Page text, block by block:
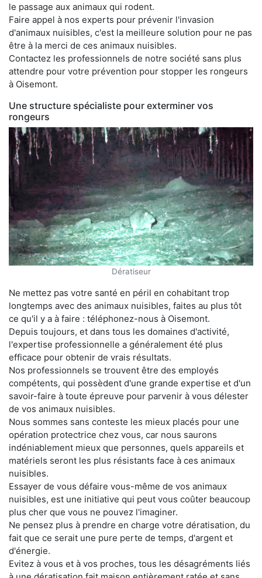
le passage aux animaux qui rodent.
Faire appel à nos experts pour prévenir l'invasion
d'animaux nuisibles, c'est la meilleure solution pour ne pas
être à la merci de ces animaux nuisibles.
Contactez les professionnels de notre société sans plus
attendre pour votre prévention pour stopper les rongeurs
à Oisemont.
Une structure spécialiste pour exterminer vos
rongeurs
Dératiseur
Ne mettez pas votre santé en péril en cohabitant trop
longtemps avec des animaux nuisibles, faites au plus tôt
ce qu'il y a à faire : téléphonez-nous à Oisemont.
Depuis toujours, et dans tous les domaines d'activité,
l'expertise professionnelle a généralement été plus
efficace pour obtenir de vrais résultats.
Nos professionnels se trouvent être des employés
compétents, qui possèdent d'une grande expertise et d'un
savoir-faire à toute épreuve pour parvenir à vous délester
de vos animaux nuisibles.
Nous sommes sans conteste les mieux placés pour une
opération protectrice chez vous, car nous saurons
indéniablement mieux que personnes, quels appareils et
matériels seront les plus résistants face à ces animaux
nuisibles.
Essayer de vous défaire vous-même de vos animaux
nuisibles, est une initiative qui peut vous coûter beaucoup
plus cher que vous ne pouvez l'imaginer.
Ne pensez plus à prendre en charge votre dératisation, du
fait que ce serait une pure perte de temps, d'argent et
d'énergie.
Evitez à vous et à vos proches, tous les désagréments liés